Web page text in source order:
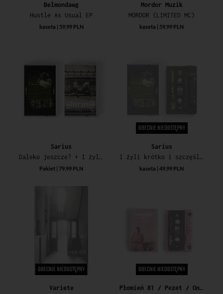
Belmondawg
Hustle As Usual EP
kaseta | 59,99 PLN
Mordor Muzik
MORDOR (LIMITED MC)
kaseta | 59,99 PLN
Sarius
Daleko jeszcze? + I żyli krótko…
Pakiet | 79,99 PLN
OBECNIE NIEDOSTĘPNY
Sarius
I żyli krótko i szczęśliwie (Limitowana Edycja Specjalna)
kaseta | 49,99 PLN
OBECNIE NIEDOSTĘPNY
Variete
OBECNIE NIEDOSTĘPNY
Płomień 81 / Pezet / Onar